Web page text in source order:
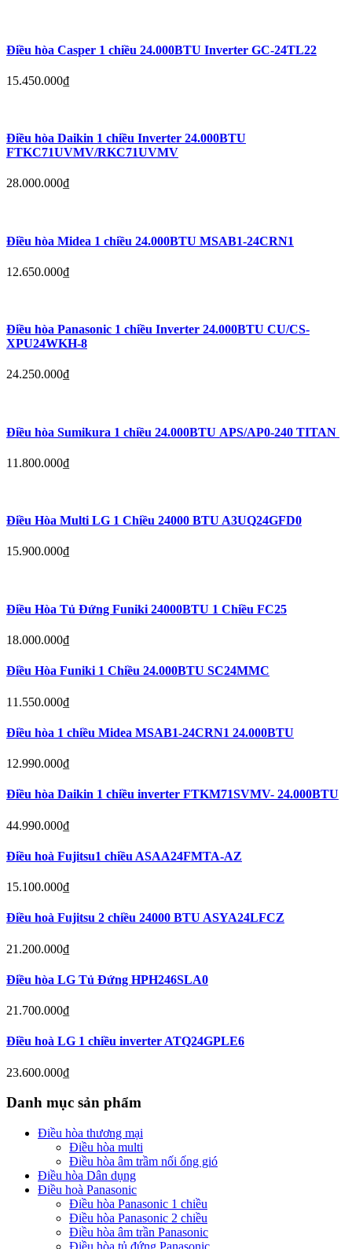
Điều hòa Casper 1 chiều 24.000BTU Inverter GC-24TL22
15.450.000₫
Điều hòa Daikin 1 chiều Inverter 24.000BTU
FTKC71UVMV/RKC71UVMV
28.000.000₫
Điều hòa Midea 1 chiều 24.000BTU MSAB1-24CRN1
12.650.000₫
Điều hòa Panasonic 1 chiều Inverter 24.000BTU CU/CS-
XPU24WKH-8
24.250.000₫
Điều hòa Sumikura 1 chiều 24.000BTU APS/AP0-240 TITAN
11.800.000₫
Điều Hòa Multi LG 1 Chiều 24000 BTU A3UQ24GFD0
15.900.000₫
Điều Hòa Tủ Đứng Funiki 24000BTU 1 Chiều FC25
18.000.000₫
Điều Hòa Funiki 1 Chiều 24.000BTU SC24MMC
11.550.000₫
Điều hòa 1 chiều Midea MSAB1-24CRN1 24.000BTU
12.990.000₫
Điều hòa Daikin 1 chiều inverter FTKM71SVMV- 24.000BTU
44.990.000₫
Điều hoà Fujitsu1 chiều ASAA24FMTA-AZ
15.100.000₫
Điều hoà Fujitsu 2 chiều 24000 BTU ASYA24LFCZ
21.200.000₫
Điều hòa LG Tủ Đứng HPH246SLA0
21.700.000₫
Điều hoà LG 1 chiều inverter ATQ24GPLE6
23.600.000₫
Danh mục sản phẩm
Điều hòa thương mại
Điều hòa multi
Điều hòa âm trầm nối ống gió
Điều hòa Dân dụng
Điều hoà Panasonic
Điều hòa Panasonic 1 chiều
Điều hòa Panasonic 2 chiều
Điều hòa âm trần Panasonic